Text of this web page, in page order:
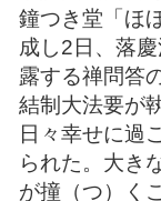
鐘つき堂「ほ
成し2日、落
露する禅問答
結制大法要が
日々幸せに過
られた。大き
が撞（つ）く